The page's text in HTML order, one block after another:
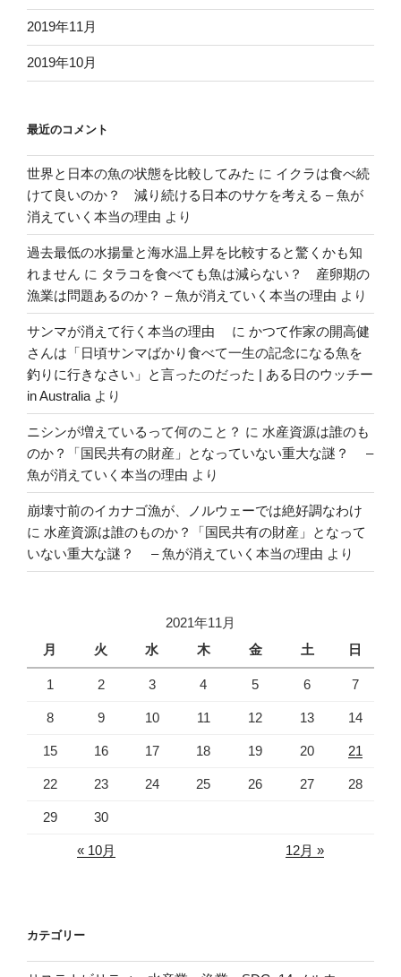
2019年11月
2019年10月
最近のコメント
世界と日本の魚の状態を比較してみた に イクラは食べ続
けて良いのか？ 減り続ける日本のサケを考える – 魚が
消えていく本当の理由 より
過去最低の水揚量と海水温上昇を比較すると驚くかも知
れません に タラコを食べても魚は減らない？ 産卵期の
漁業は問題あるのか？ – 魚が消えていく本当の理由 より
サンマが消えて行く本当の理由 に かつて作家の開高健
さんは「日頃サンマばかり食べて一生の記念になる魚を
釣りに行きなさい」と言ったのだった | ある日のウッチー
in Australia より
ニシンが増えているって何のこと？ に 水産資源は誰のも
のか？「国民共有の財産」となっていない重大な謎？ –
魚が消えていく本当の理由 より
崩壊寸前のイカナゴ漁が、ノルウェーでは絶好調なわけ
に 水産資源は誰のものか？「国民共有の財産」となって
いない重大な謎？ – 魚が消えていく本当の理由 より
2021年11月
月
火 水 木 金 土 日
1 2 3 4 5 6 7
8 9 10 11 12 13 14
15 16 17 18 19 20 21
22 23 24 25 26 27 28
29 30
« 10月 12月 »
カテゴリー